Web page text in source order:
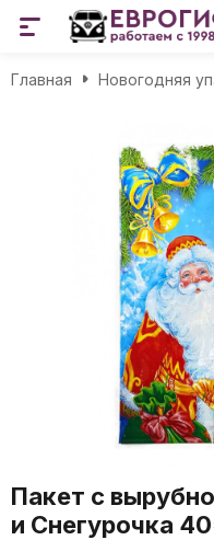
Главная Новогодняя
Пакет с
и Снегурочка